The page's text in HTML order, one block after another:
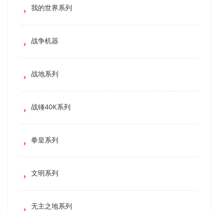
我的世界系列
战争机器
战地系列
战锤40K系列
拳皇系列
文明系列
无主之地系列